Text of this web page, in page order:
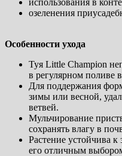
озеленения
Особенности ухода
Туя Little Champion
в регулярном поливе
Для поддержания
зимы или весной,
ветвей.
Мульчирование
сохранять влагу в
Растение устойчива к
его отличным